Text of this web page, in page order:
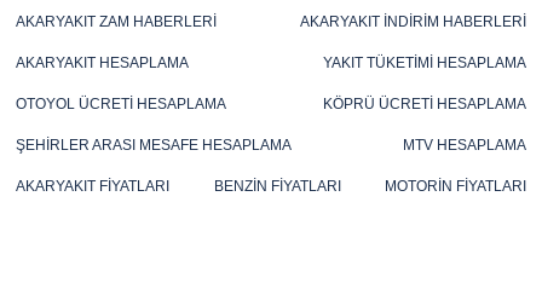
AKARYAKIT ZAM HABERLERI AKARYAKIT İNDIRIM HABERLERI
AKARYAKIT HESAPLAMA YAKIT TÜKETIMI HESAPLAMA
OTOYOL ÜCRETI HESAPLAMA KÖPRÜ ÜCRETI HESAPLAMA
ŞEHIRLER ARASI MESAFE HESAPLAMA MTV HESAPLAMA
AKARYAKIT FIYATLARI BENZIN FIYATLARI MOTORIN FIYATLARI